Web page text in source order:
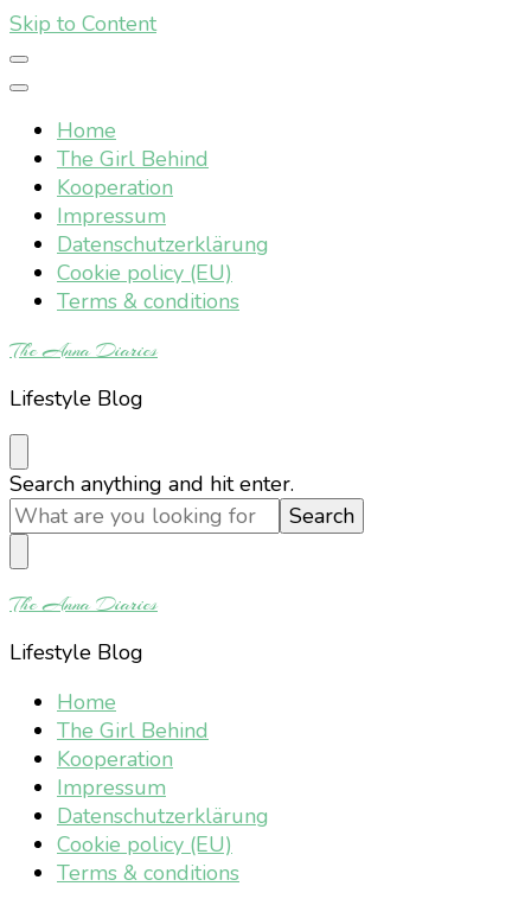
Skip to Content
Home
The Girl Behind
Kooperation
Impressum
Datenschutzerklärung
Cookie policy (EU)
Terms & conditions
The Anna Diaries
Lifestyle Blog
Looking
for
Something?
Search anything and hit enter.
The Anna Diaries
Lifestyle Blog
Home
The Girl Behind
Kooperation
Impressum
Datenschutzerklärung
Cookie policy (EU)
Terms & conditions